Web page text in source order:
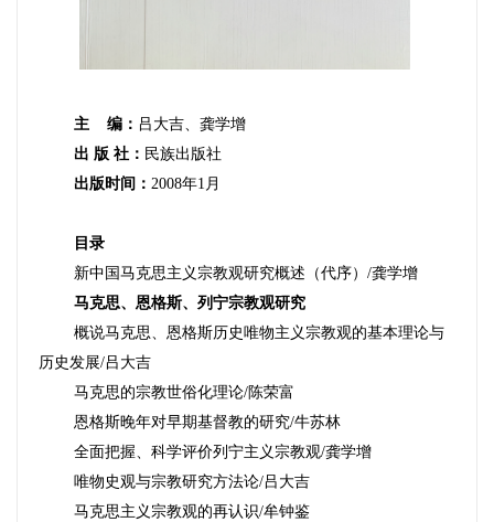
主 编： 吕大吉、龚学增
出 版 社： 民族出版社
出版时间： 2008年1 月
目录
新中国马克思主义宗教观研究概述（代序） /龚学增
马克思、恩格斯、列宁宗教观研究
概说马克思、恩格斯历史唯物主义宗教观的基本理论与
历史发展/吕大吉
马克思的宗教世俗化理论/陈荣富
恩格斯晚年对早期基督教的研究/牛苏林
全面把握、科学评价列宁主义宗教观/龚学增
唯物史观与宗教研究方法论/吕大吉
马克思主义宗教观的再认识/牟钟鉴